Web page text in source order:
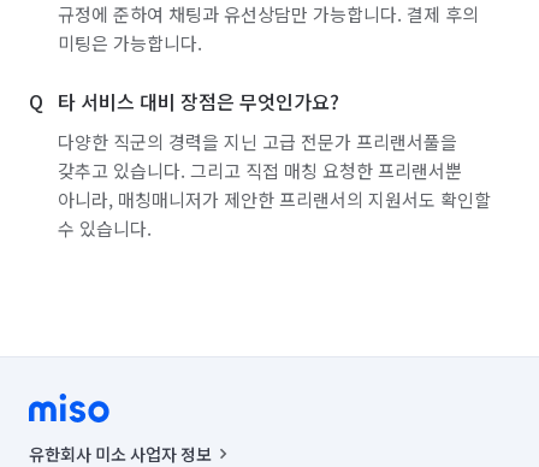
규정에 준하여 채팅과 유선상담만 가능합니다. 결제 후의
미팅은 가능합니다.
타 서비스 대비 장점은 무엇인가요?
다양한 직군의 경력을 지닌 고급 전문가 프리랜서풀을
갖추고 있습니다. 그리고 직접 매칭 요청한 프리랜서뿐
아니라, 매칭매니저가 제안한 프리랜서의 지원서도 확인할
수 있습니다.
유한회사 미소 사업자 정보